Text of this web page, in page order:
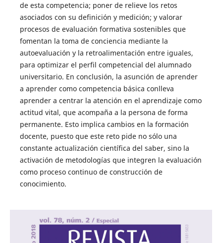
de esta competencia; poner de relieve los retos
asociados con su definición y medición; y valorar
procesos de evaluación formativa sostenibles que
fomentan la toma de conciencia mediante la
autoevaluación y la retroalimentación entre iguales,
para optimizar el perfil competencial del alumnado
universitario. En conclusión, la asunción de aprender
a aprender como competencia básica conlleva
aprender a centrar la atención en el aprendizaje como
actitud vital, que acompaña a la persona de forma
permanente. Esto implica cambios en la formación
docente, puesto que este reto pide no sólo una
constante actualización científica del saber, sino la
activación de metodologías que integren la evaluación
como proceso continuo de construcción de
conocimiento.